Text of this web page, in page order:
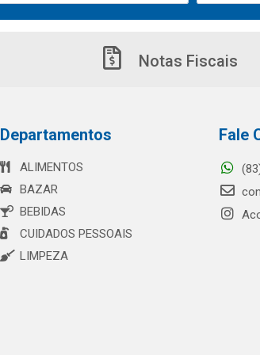
Notas Fiscais
Departamentos
ALIMENTOS
BAZAR
BEBIDAS
CUIDADOS PESSOAIS
LIMPEZA
Fale